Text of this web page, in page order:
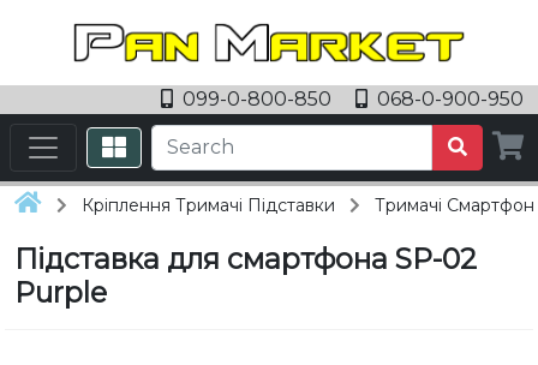
099-0-800-850 068-0-900-950
Кріплення Тримачі Підставки Тримачі
Підставка для смартфона SP-02
Purple